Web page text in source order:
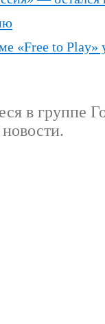
«Free to Play»
бета
в группе